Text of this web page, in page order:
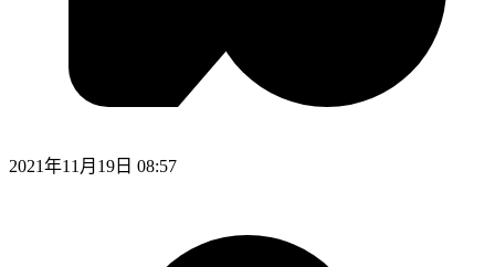
2021年11月19日 08:57